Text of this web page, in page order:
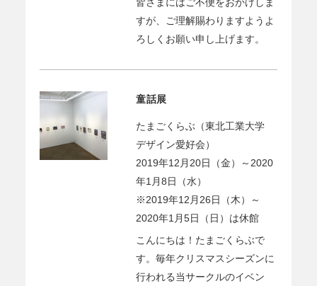
すが、ご理解賜わりますようよ
ろしくお願い申し上げます。
童話展
たまごくらぶ（東北工業大学
デザイン愛好会）
2019年12月20日（金）～2020
年1月8日（水）
※2019年12月26日（木）～
2020年1月5日（日）は休館
こんにちは！たまごくらぶで
す。毎年クリスマスシーズンに
行われる当サークルのイベン